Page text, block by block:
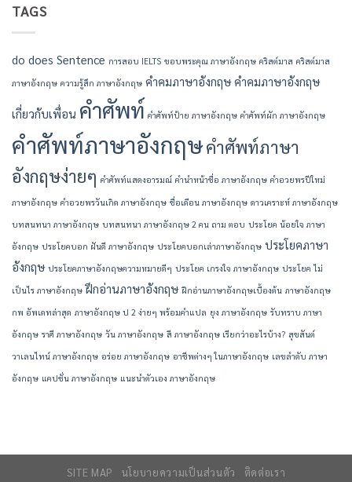
TAGS
do does Sentence การสอบ IELTS ขอบพระคุณ ภาษาอังกฤษ คริสต์มาส คริสต์มาส
ภาษาอังกฤษ ความรู้สึก ภาษาอังกฤษ คำคมภาษาอังกฤษ คำคมภาษาอังกฤษ
เกี่ยวกับเพื่อน คำศัพท์ คำศัพท์ป้าย ภาษาอังกฤษ คำศัพท์ผัก ภาษาอังกฤษ
คำศัพท์ภาษาอังกฤษคำศัพท์ภาษา
อังกฤษง่ายๆ คำศัพท์แสดงอารมณ์ คํานําหน้าชื่อ ภาษาอังกฤษ คําอวยพรปีใหม่
ภาษาอังกฤษ คําอวยพรวันเกิด ภาษาอังกฤษ ชื่อเดือน ภาษาอังกฤษ ดาวเคราะห์ ภาษาอังกฤษ
บทสนทนา ภาษาอังกฤษ บทสนทนา ภาษาอังกฤษ 2 คน ถาม ตอบ ประโยค น้อยใจ ภาษา
อังกฤษ ประโยคบอก ฝันดี ภาษาอังกฤษ ประโยคบอกเล่าภาษาอังกฤษ ประโยคภาษา
อังกฤษ ประโยคภาษาอังกฤษความหมายดีๆ ประโยค เกรงใจ ภาษาอังกฤษ ประโยค ไม่
เป็นไร ภาษาอังกฤษ ฝึกอ่านภาษาอังกฤษ ฝึกอ่านภาษาอังกฤษเบื้องต้น ภาษาอังกฤษ
กพ อัพเดทล่าสุด ภาษาอังกฤษ ป 2 ง่ายๆ พร้อมคำแปล ยุง ภาษาอังกฤษ รับทราบ ภาษา
อังกฤษ ราศี ภาษาอังกฤษ วัน ภาษาอังกฤษ สี ภาษาอังกฤษ เรียกว่าอะไรบ้าง? สุขสันต์
วาเลนไทน์ ภาษาอังกฤษ อร่อย ภาษาอังกฤษ อาชีพต่างๆ ในภาษาอังกฤษ เลขลำดับ ภาษา
อังกฤษ แคปชั่น ภาษาอังกฤษ แนะนําตัวเอง ภาษาอังกฤษ
SITE MAP นโยบายความเป็นส่วนตัว ติดต่อเรา